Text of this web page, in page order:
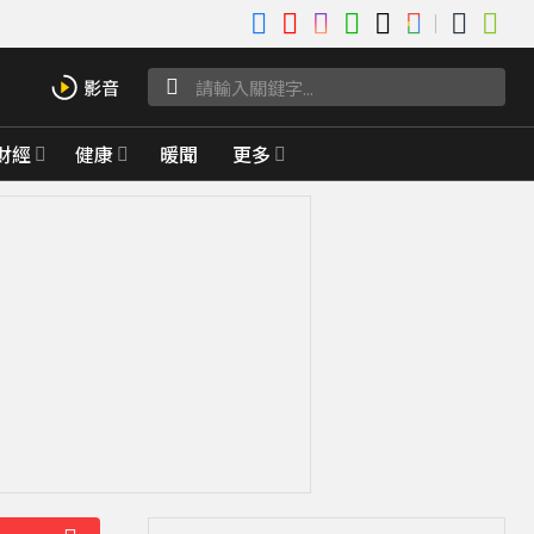
經 健康 暖聞 更多